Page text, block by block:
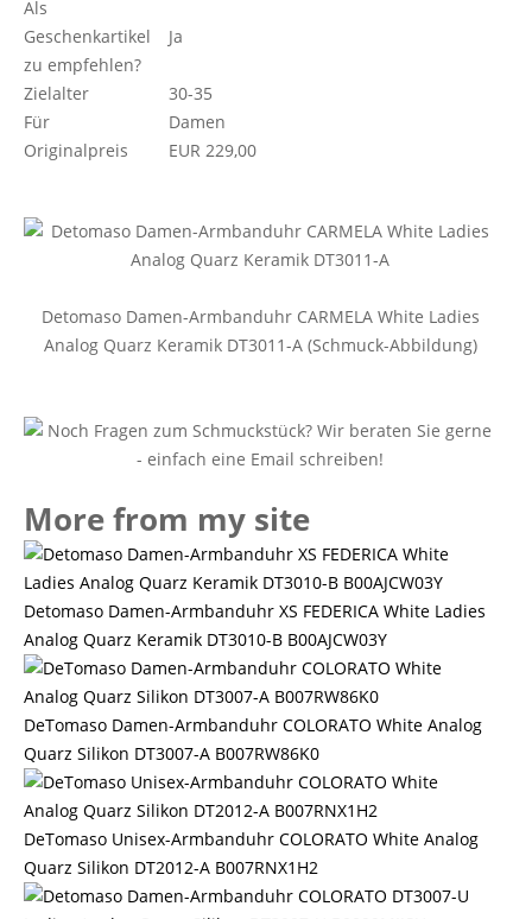
Als
Geschenkartikel
zu empfehlen?
Ja
Zielalter
30-35
Für
Damen
Originalpreis
EUR 229,00
Detomaso Damen-Armbanduhr CARMELA White Ladies
Analog Quarz Keramik DT3011-A (Schmuck-Abbildung)
More from my site
Detomaso Damen-Armbanduhr XS FEDERICA White Ladies
Analog Quarz Keramik DT3010-B B00AJCW03Y
DeTomaso Damen-Armbanduhr COLORATO White Analog
Quarz Silikon DT3007-A B007RW86K0
DeTomaso Unisex-Armbanduhr COLORATO White Analog
Quarz Silikon DT2012-A B007RNX1H2